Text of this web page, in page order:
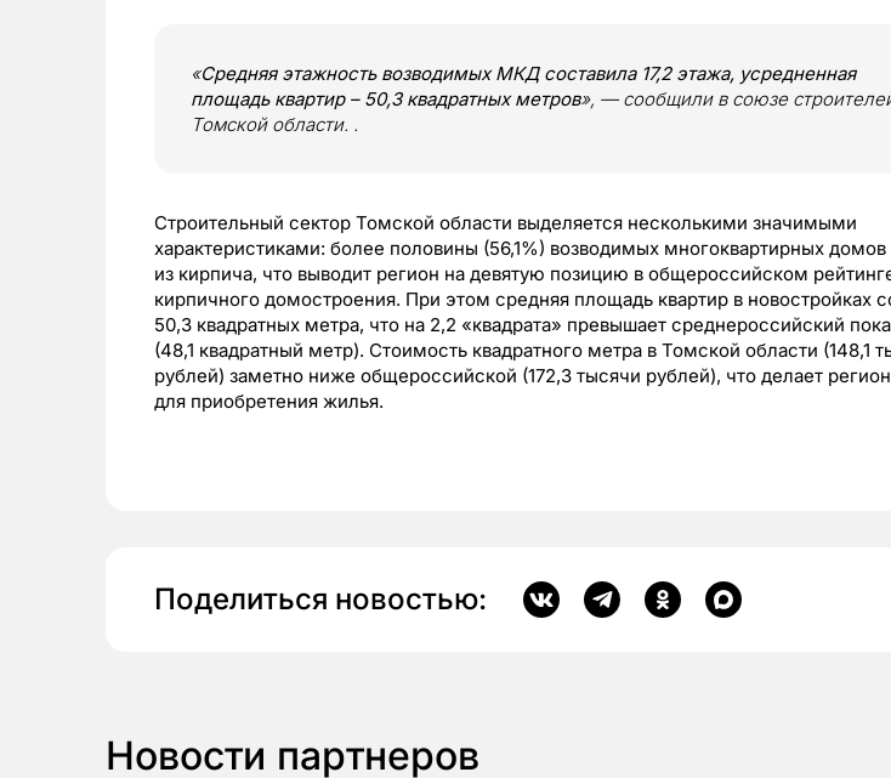
«Средняя этажность возводимых МКД составила 17,2 этажа, усредненная
площадь квартир – 50,3 квадратных метров», — сообщили в союзе
Томской области. .
Строительный сектор Томской области выделяется несколькими значимыми
характеристиками: более половины (56,1%) возводимых многоквартирных домов
из кирпича, что выводит регион на девятую позицию в общероссийском
кирпичного домостроения. При этом средняя площадь квартир в новостройках
50,3 квадратных метра, что на 2,2 «квадрата» превышает среднероссийский
(48,1 квадратный метр). Стоимость квадратного метра в Томской области (148,1
рублей) заметно ниже общероссийской (172,3 тысячи рублей), что делает
для приобретения жилья.
Поделиться новостью:
Новости партнеров